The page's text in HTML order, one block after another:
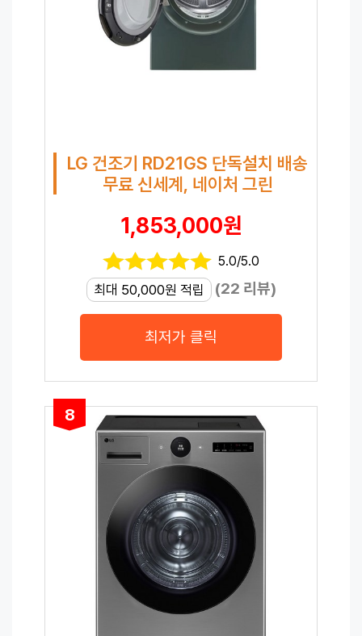
LG 건조기 RD21GS 단독설치 배송
무료 신세계, 네이처 그린
1,853,000원
5.0/5.0
최대 50,000원 적립 (22 리뷰)
최저가 클릭
8